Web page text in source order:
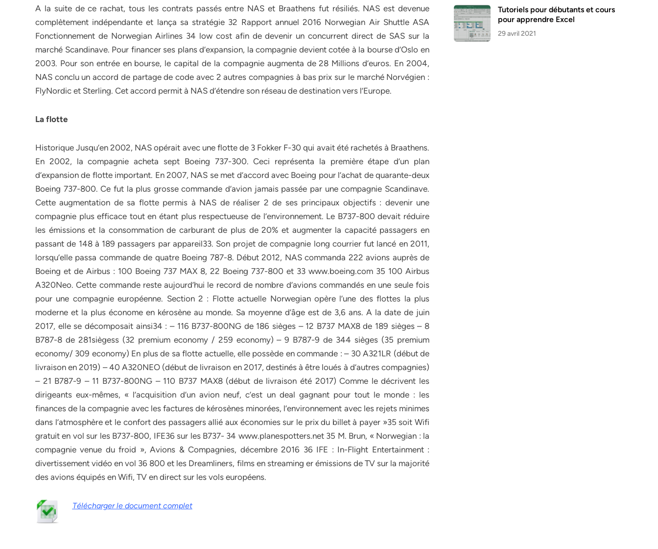
A la suite de ce rachat, tous les contrats passés entre NAS et Braathens fut résiliés. NAS est devenue
complètement indépendante et lança sa stratégie 32 Rapport annuel 2016 Norwegian Air Shuttle ASA
Fonctionnement de Norwegian Airlines 34 low cost afin de devenir un concurrent direct de SAS sur la
marché Scandinave. Pour financer ses plans d’expansion, la compagnie devient cotée à la bourse d’Oslo en
2003. Pour son entrée en bourse, le capital de la compagnie augmenta de 28 Millions d’euros. En 2004,
NAS conclu un accord de partage de code avec 2 autres compagnies à bas prix sur le marché Norvégien :
FlyNordic et Sterling. Cet accord permit à NAS d’étendre son réseau de destination vers l’Europe.
La flotte
Historique Jusqu’en 2002, NAS opérait avec une flotte de 3 Fokker F-30 qui avait été rachetés à Braathens.
En 2002, la compagnie acheta sept Boeing 737-300. Ceci représenta la première étape d’un plan
d’expansion de flotte important. En 2007, NAS se met d’accord avec Boeing pour l’achat de quarante-deux
Boeing 737-800. Ce fut la plus grosse commande d’avion jamais passée par une compagnie Scandinave.
Cette augmentation de sa flotte permis à NAS de réaliser 2 de ses principaux objectifs : devenir une
compagnie plus efficace tout en étant plus respectueuse de l’environnement. Le B737-800 devait réduire
les émissions et la consommation de carburant de plus de 20% et augmenter la capacité passagers en
passant de 148 à 189 passagers par appareil33. Son projet de compagnie long courrier fut lancé en 2011,
lorsqu’elle passa commande de quatre Boeing 787-8. Début 2012, NAS commanda 222 avions auprès de
Boeing et de Airbus : 100 Boeing 737 MAX 8, 22 Boeing 737-800 et 33 www.boeing.com 35 100 Airbus
A320Neo. Cette commande reste aujourd’hui le record de nombre d’avions commandés en une seule fois
pour une compagnie européenne. Section 2 : Flotte actuelle Norwegian opère l’une des flottes la plus
moderne et la plus économe en kérosène au monde. Sa moyenne d’âge est de 3,6 ans. A la date de juin
2017, elle se décomposait ainsi34 : – 116 B737-800NG de 186 sièges – 12 B737 MAX8 de 189 sièges – 8
B787-8 de 281siègess (32 premium economy / 259 economy) – 9 B787-9 de 344 sièges (35 premium
economy/ 309 economy) En plus de sa flotte actuelle, elle possède en commande : – 30 A321LR (début de
livraison en 2019) – 40 A320NEO (début de livraison en 2017, destinés à être loués à d’autres compagnies)
– 21 B787-9 – 11 B737-800NG – 110 B737 MAX8 (début de livraison été 2017) Comme le décrivent les
dirigeants eux-mêmes, « l’acquisition d’un avion neuf, c’est un deal gagnant pour tout le monde : les
finances de la compagnie avec les factures de kérosènes minorées, l’environnement avec les rejets minimes
dans l’atmosphère et le confort des passagers allié aux économies sur le prix du billet à payer »35 soit Wifi
gratuit en vol sur les B737-800, IFE36 sur les B737- 34 www.planespotters.net 35 M. Brun, « Norwegian : la
compagnie venue du froid », Avions & Compagnies, décembre 2016 36 IFE : In-Flight Entertainment :
divertissement vidéo en vol 36 800 et les Dreamliners, films en streaming er émissions de TV sur la majorité
des avions équipés en Wifi, TV en direct sur les vols européens.
Télécharger le document complet
Tutoriels pour débutants et cours
pour apprendre Excel
29 avril 2021